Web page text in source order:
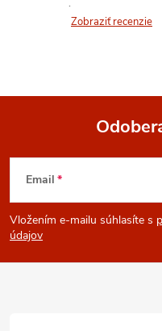
Zobraziť recenzie
Z
á
p
Email
Vložením e-mailu súhlasíte s
údajov